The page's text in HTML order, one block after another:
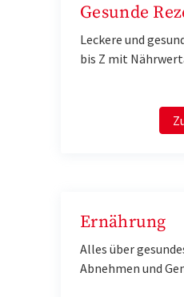
Gesunde
Leckere und
bis Z mit
Ernährung
Alles über
Abnehmen und